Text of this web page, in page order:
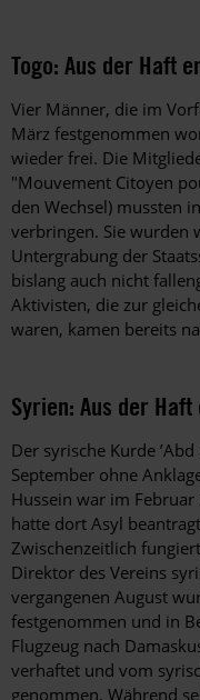
Togo: Aus der Haft
Vier Männer, die im
März festgenommen
wieder frei. Die
"Mouvement Citoyen
den Wechsel) mussten
verbringen. Sie wurden
Untergrabung der
bislang auch nicht
Aktivisten, die zur
waren, kamen bereits
Syrien: Aus der
Der syrische Kurde
September ohne
Hussein war im
hatte dort Asyl
Zwischenzeitlich
Direktor des Vereins
vergangenen August
festgenommen und in
Flugzeug nach
verhaftet und vom
genommen. Während